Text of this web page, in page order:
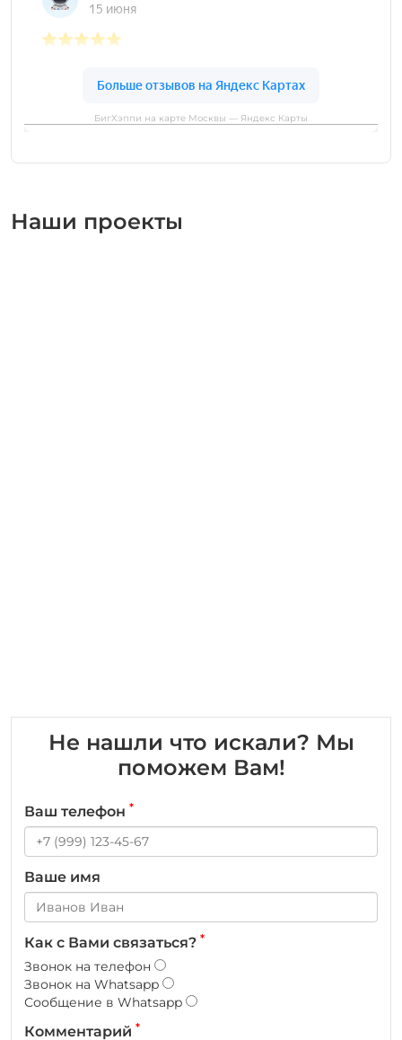
БигХэппи на карте Москвы — Яндекс Карты
Наши проекты
Не нашли что искали? Мы
поможем Вам!
Ваш телефон *
Ваше имя
Как с Вами связаться? *
Звонок на телефон
Звонок на Whatsapp
Сообщение в Whatsapp
Комментарий *